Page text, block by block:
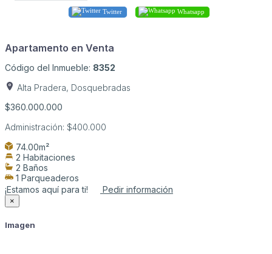
Twitter Whatsapp
Apartamento en Venta
Código del Inmueble: 8352
Alta Pradera, Dosquebradas
$360.000.000
Administración: $400.000
74.00m²
2 Habitaciones
2 Baños
1 Parqueaderos
¡Estamos aquí para ti!
Pedir información
×
Imagen